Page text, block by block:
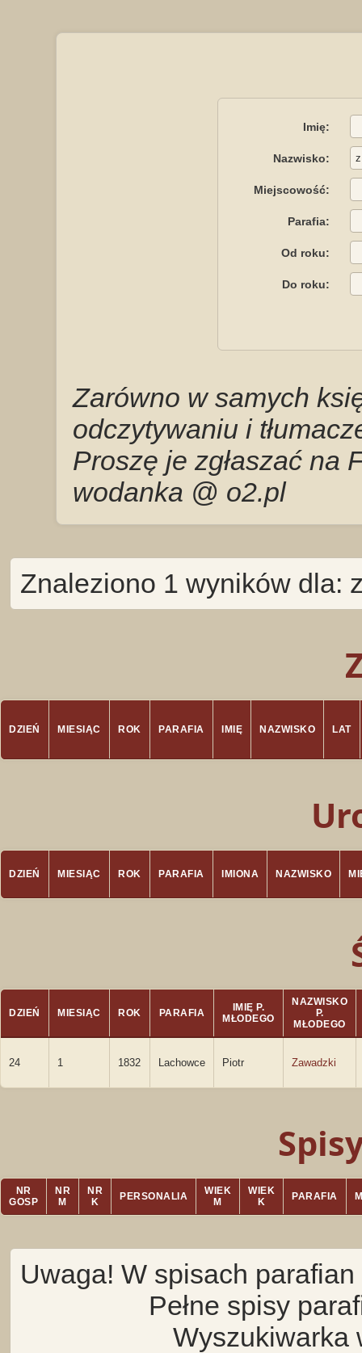
Imię:
Nazwisko:
Miejscowość:
Parafia:
Od roku:
Do roku:
Zarówno w samych
odczytywaniu i
Proszę je zgłaszać na
wodanka @ o2.pl
Znaleziono 1 wyników dla:
DZIEŃ MIESIĄC ROK PARAFIA IMIĘ NAZWISKO LAT
DZIEŃ MIESIĄC ROK PARAFIA IMIONA NAZWISKO
DZIEŃ MIESIĄC ROK PARAFIA
IMIĘ P.
MŁODEGO
NAZWISKO
P.
MŁODEGO
24 1 1832 Lachowce Piotr Zawadzki
NR
GOSP
NR
M
NR
K
PERSONALIA
WIEK
M
WIEK
K
PARAFIA
Uwaga! W spisach
Pełne spisy
Wyszukiwarka